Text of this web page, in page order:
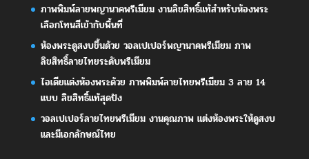
ภาพพิมพ์ลายพญานาคพรีเมียม งานลิขสิทธิ์แท้สำหรับห้องพระ
เลือกโทนสีเข้ากับพื้นที่
ห้องพระดูสงบขึ้นด้วย วอลเปเปอร์พญานาคพรีเมียม ภาพ
ลิขสิทธิ์ลายไทยระดับพรีเมียม
ไอเดียแต่งห้องพระด้วย ภาพพิมพ์ลายไทยพรีเมียม 3 ลาย 14
แบบ ลิขสิทธิ์แท้สุดปัง
วอลเปเปอร์ลายไทยพรีเมียม งานคุณภาพ แต่งห้องพระให้ดูสงบ
และมีเอกลักษณ์ไทย